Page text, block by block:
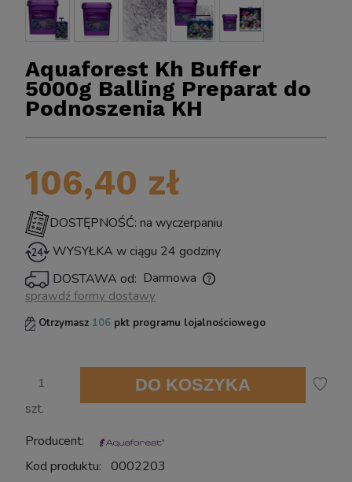
Oczka z Lampą UV Sterylizator na Glony UV-C
11W do 6000L
399,00 zł
powiadom o dostępności
Aquaforest Kh Buffer
5000g Balling Preparat do
Podnoszenia KH
106,40 zł
DOSTĘPNOŚĆ: na wyczerpaniu
WYSYŁKA w ciągu 24 godziny
DOSTAWA od: Darmowa
Cena nie zawiera ewentualnych kosztów płatności
sprawdź formy dostawy
Otrzymasz 106 pkt programu lojalnościowego
szt.
DO KOSZYKA
Producent:
Kod produktu: 0002203